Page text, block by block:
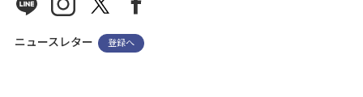
ニュースレター 登録へ